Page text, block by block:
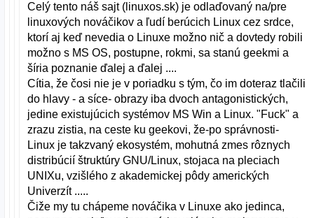
Celý tento náš sajt (linuxos.sk) je odlaďovaný na/pre
linuxových nováčikov a ľudí berúcich Linux cez srdce,
ktorí aj keď nevedia o Linuxe možno nič a dovtedy robili
možno s MS OS, postupne, rokmi, sa stanú geekmi a
šíria poznanie ďalej a ďalej ....
Cítia, že čosi nie je v poriadku s tým, čo im doteraz tlačili
do hlavy - a síce- obrazy iba dvoch antagonistických,
jedine existujúcich systémov MS Win a Linux. "Fuck" a
zrazu zistia, na ceste ku geekovi, že-po správnosti-
Linux je takzvaný ekosystém, mohutná zmes rôznych
distribúcií štruktúry GNU/Linux, stojaca na pleciach
UNIXu, vzišlého z akademickej pôdy amerických
Univerzít .....
Čiže my tu chápeme nováčika v Linuxe ako jedinca,